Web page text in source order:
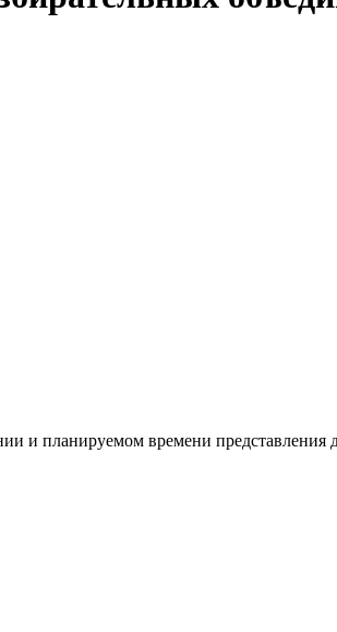
и планируемом времени представления